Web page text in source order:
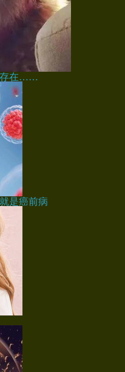
存在……
是癌前病